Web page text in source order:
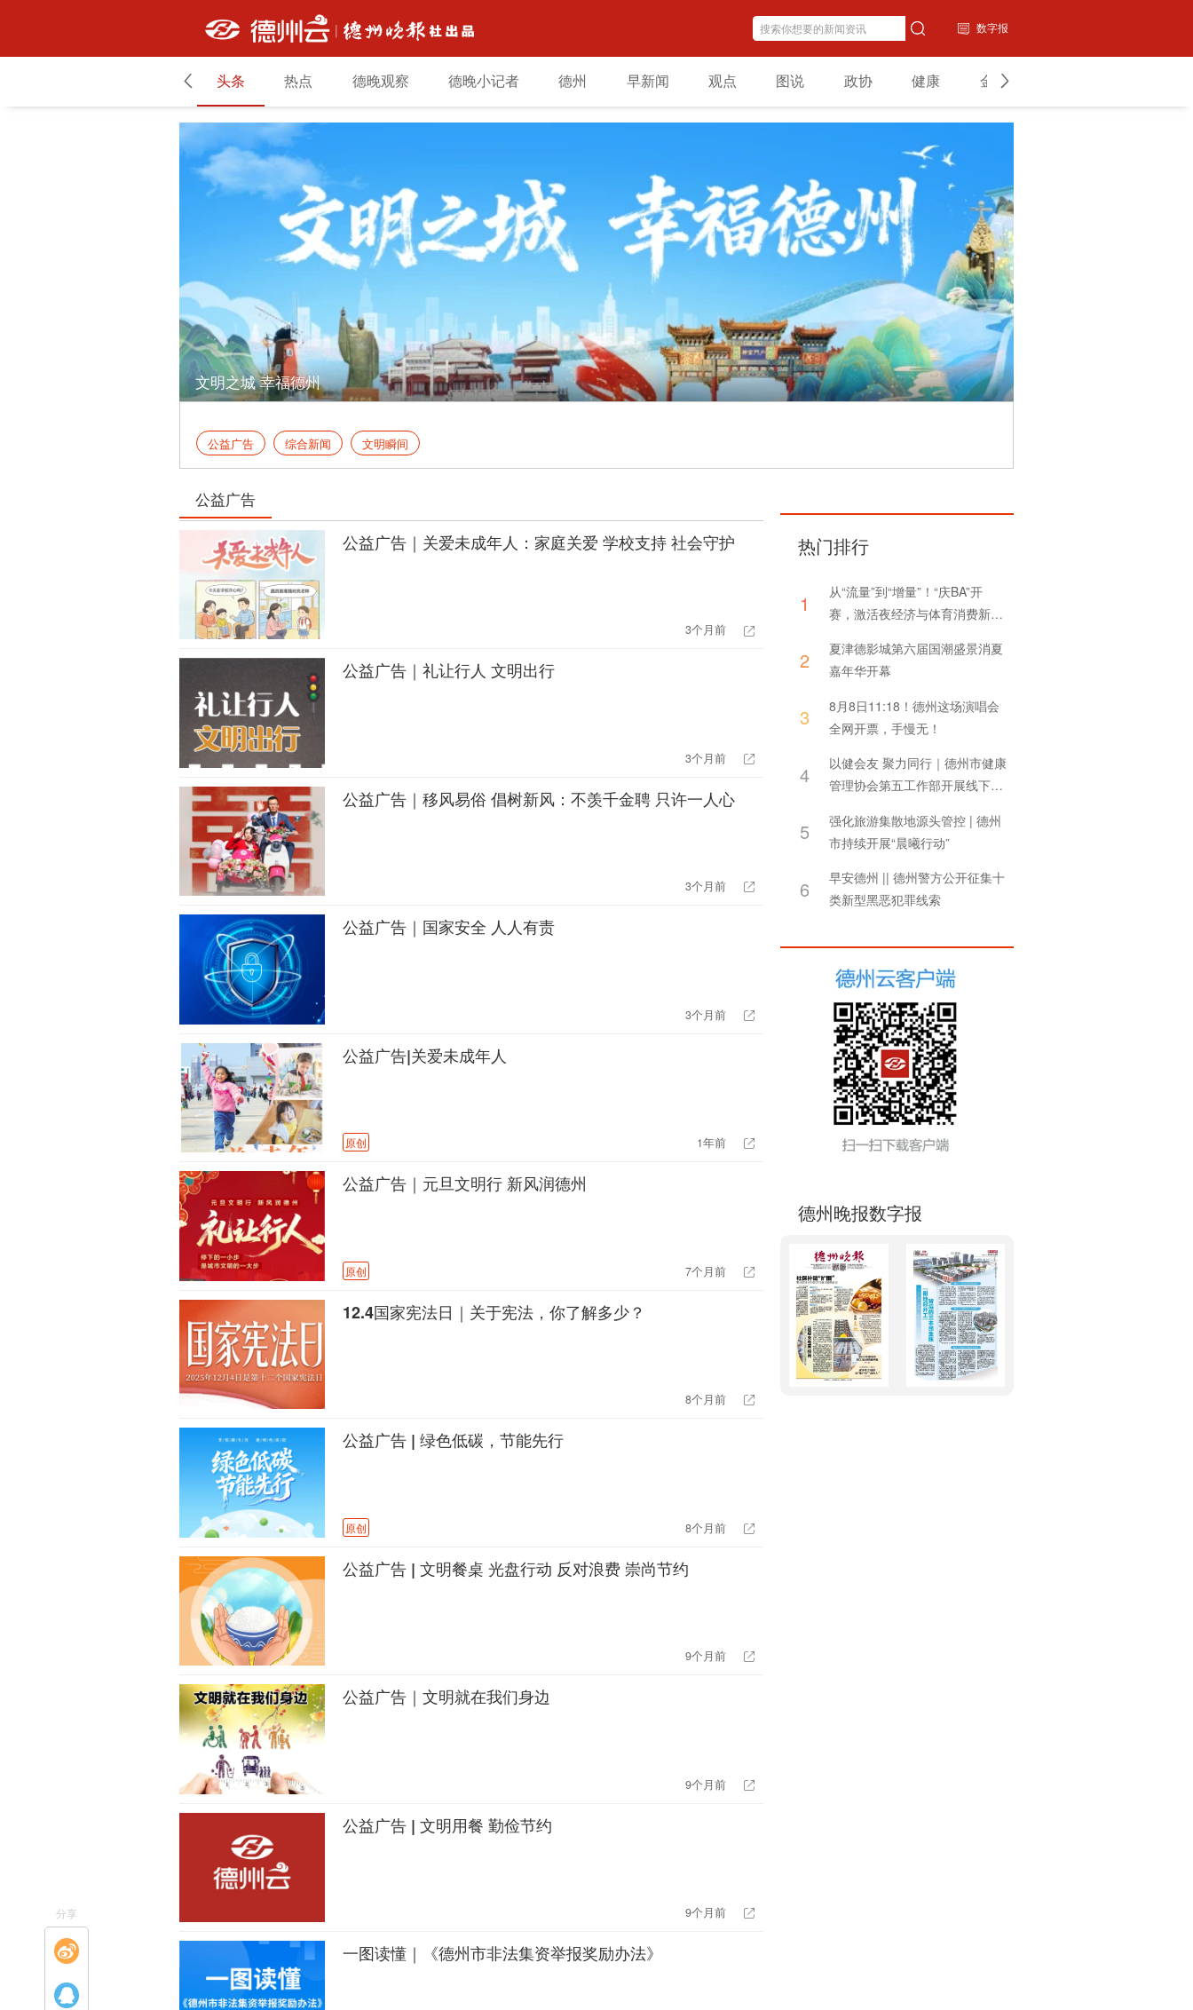
数字报
头条 热点 德晚观察 德晚小记者 德州 早新闻 观点 图说 政协 健康 金融
文明之城 幸福德州
公益广告 综合新闻 文明瞬间
公益广告
公益广告｜关爱未成年人：家庭关爱 学校支持 社会守护
3个月前
公益广告｜礼让行人 文明出行
3个月前
公益广告｜移风易俗 倡树新风：不羡千金聘 只许一人心
3个月前
公益广告｜国家安全 人人有责
3个月前
公益广告|关爱未成年人
原创 1年前
公益广告｜元旦文明行 新风润德州
原创 7个月前
12.4国家宪法日｜关于宪法，你了解多少？
8个月前
公益广告 | 绿色低碳，节能先行
原创 8个月前
公益广告 | 文明餐桌 光盘行动 反对浪费 崇尚节约
9个月前
公益广告｜文明就在我们身边
9个月前
公益广告 | 文明用餐 勤俭节约
9个月前
一图读懂｜《德州市非法集资举报奖励办法》
分享
热门排行
1
从“流量”到“增量”！“庆BA”开
赛，激活夜经济与体育消费新引
2
夏津德影城第六届国潮盛景消夏
嘉年华开幕
3
8月8日11:18！德州这场演唱会
全网开票，手慢无！
4
以健会友 聚力同行｜德州市健康
管理协会第五工作部开展线下联
5
强化旅游集散地源头管控 | 德州
市持续开展“晨曦行动”
6
早安德州 || 德州警方公开征集十
类新型黑恶犯罪线索
德州晚报数字报